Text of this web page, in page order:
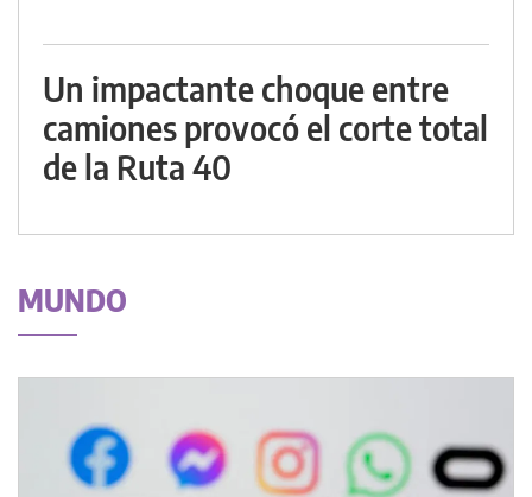
Un impactante choque entre
camiones provocó el corte total
de la Ruta 40
MUNDO